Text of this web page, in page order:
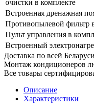
очистки в комплекте
Встроенная дренажная
Противопылевой фильтр
Пульт управления в
Встроенный
Доставка по всей Беларуси
Монтаж кондиционеров
Все товары
Описание
Характеристики